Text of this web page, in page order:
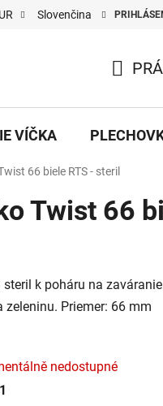
Slovenčina
KOŠÍK
VÍČKA
66 biele RTS - steril
Twist 66
k poháru na
zeleninu. Priemer: 66 mm
nedostupné